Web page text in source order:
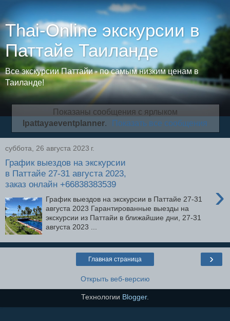
Thai-Online экскурсии в
Паттайе Таиланде
Все экскурсии Паттайи - по самым низким ценам в
Таиланде!
Показаны сообщения с ярлыком
lpattayaeventplanner. Показать все сообщения
суббота, 26 августа 2023 г.
График выездов на экскурсии
в Паттайе 27-31 августа 2023,
заказ онлайн +66838383539
›
График выездов на экскурсии в Паттайе 27-31
августа 2023 Гарантированные выезды на
экскурсии из Паттайи в ближайшие дни, 27-31
августа 2023 ...
›
Главная страница
Открыть веб-версию
Технологии Blogger.